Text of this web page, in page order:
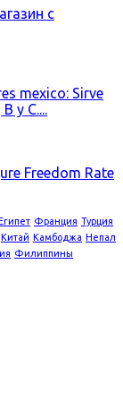
с
mexico: Sirve
y C....
Freedom Rate
Франция Турция
Китай Камбоджа Непал
Филиппины